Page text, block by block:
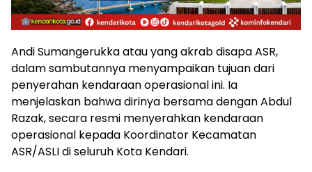
Andi Sumangerukka atau yang akrab disapa ASR,
dalam sambutannya menyampaikan tujuan dari
penyerahan kendaraan operasional ini. Ia
menjelaskan bahwa dirinya bersama dengan Abdul
Razak, secara resmi menyerahkan kendaraan
operasional kepada Koordinator Kecamatan
ASR/ASLI di seluruh Kota Kendari.